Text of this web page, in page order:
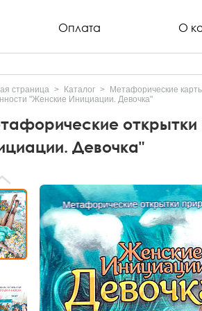
Оплата О
страница Каталог Метафорические
"Женские Инициации. Девочка"
Девочка"